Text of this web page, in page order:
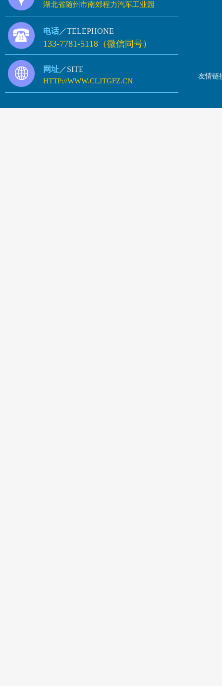
湖北省随州市南郊程力汽车工业园
电话 ／TELEPHONE
133-7781-5118（微信同号）
网址 ／SITE
HTTP://WWW.CLJTGFZ.CN
友情链